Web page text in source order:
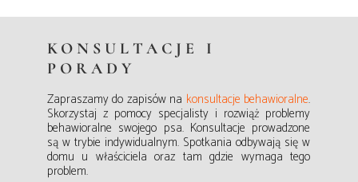
KONSULTACJE I
PORADY
Zapraszamy do zapisów na konsultacje behawioralne.
Skorzystaj z pomocy specjalisty i rozwiąż problemy
behawioralne swojego psa. Konsultacje prowadzone
są w trybie indywidualnym. Spotkania odbywają się w
domu u właściciela oraz tam gdzie wymaga tego
problem.